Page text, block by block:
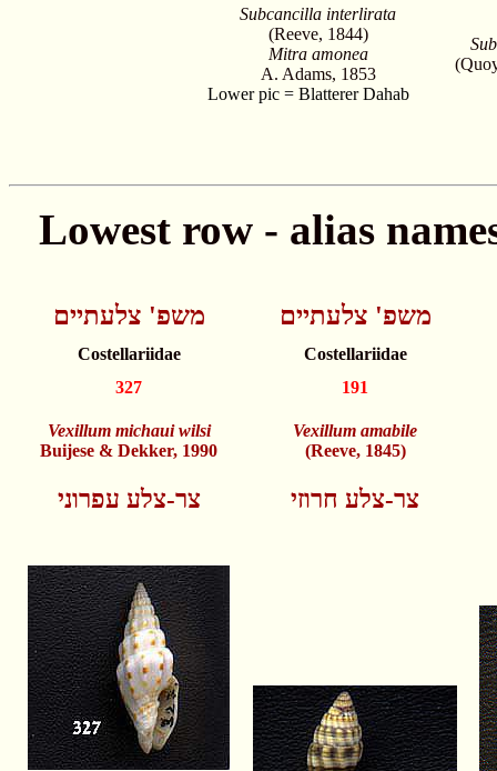
Subcancilla interlirata
(Reeve, 1844)
Mitra amonea
A. Adams, 1853
Lower pic = Blatterer Dahab
משפ' צלעתיים משפ' צלעתיים
Costellariidae
Costellariidae
327
191
Vexillum michaui wilsi
Buijese & Dekker, 1990
Vexillum amabile
(Reeve, 1845)
צר-צלע עפרוני צר-צלע חרוזי